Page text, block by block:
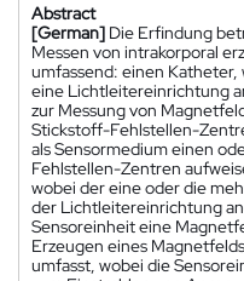
Abstract
[German] Die Erfindung
Messen von intrakorporal
umfassend: einen
eine Lichtleitereinrichtung
zur Messung von
Stickstoff-Fehlstellen-
als Sensormedium einen
Fehlstellen-Zentren
wobei der eine oder die
der Lichtleitereinrichtung
Sensoreinheit eine
Erzeugen eines
umfasst, wobei die